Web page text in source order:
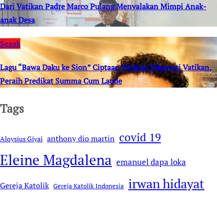
Dari Vatikan Padre Marco Pulang Menyalakan Mimpi Anak-
anak Desa
Sosok
Lagu “Bawa Daku ke Sion” Ciptaan Pejabat Dikasteri Vatikan,
Peraih Predikat Summa Cum Laude
Tags
Aloysius Giyai anthony dio martin covid 19
Eleine Magdalena emanuel dapa loka
Gereja Katolik Gereja Katolik Indonesia irwan hidayat